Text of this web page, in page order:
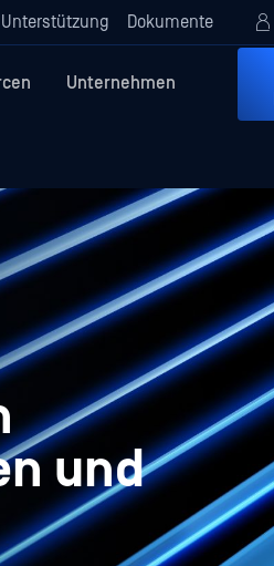
Unterstützung Dokumente
Unternehmen
und